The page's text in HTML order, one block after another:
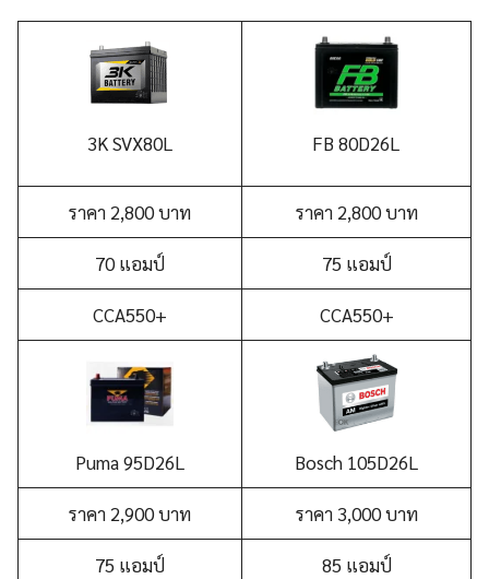
3K SVX80L FB 80D26L
ราคา 2,800 บาท ราคา 2,800 บาท
70 แอมป์ 75 แอมป์
CCA550+ CCA550+
Puma 95D26L Bosch 105D26L
ราคา 2,900 บาท ราคา 3,000 บาท
75 แอมป์ 85 แอมป์